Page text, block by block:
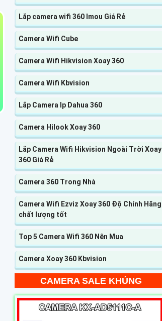
Lắp camera wifi 360 Imou Giá Rẻ
Camera Wifi Cube
Camera Wifi Hikvision Xoay 360
Camera Wifi Kbvision
Lắp Camera Ip Dahua 360
Camera Hilook Xoay 360
Lắp Camera Wifi Hikvision Ngoài Trời Xoay
360 Giá Rẻ
Camera 360 Trong Nhà
Camera Wifi Ezviz Xoay 360 Độ Chính Hãng
chất lượng tốt
Top 5 Camera Wifi 360 Nên Mua
Camera Xoay 360 Kbvision
CAMERA SALE KHỦNG